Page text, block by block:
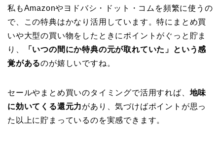
私もAmazonやヨドバシ・ドット・コムを頻繁に使うの
で、この特典はかなり活用しています。特にまとめ買
いや大型の買い物をしたときにポイントがぐっと貯ま
り、
「いつの間にか特典の元が取れていた」という感
覚があるのが嬉しいですね。
セールやまとめ買いのタイミングで活用すれば、 地味
に効いてくる還元力があり、気づけばポイントが思っ
た以上に貯まっているのを実感できます。